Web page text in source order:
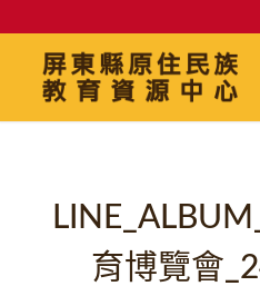
育博覽會